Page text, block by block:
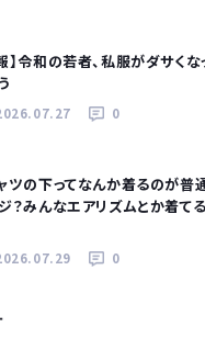
】令和の若者、私服がダサくな
0
ツの下ってなんか着るのが普
？みんなエアリズムとか着てる
0